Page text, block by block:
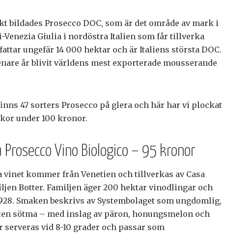
bildades Prosecco DOC, som är det område av mark i
Venezia Giulia i nordöstra Italien som får tillverka
ungefär 14 000 hektar och är Italiens största DOC.
år blivit världens mest exporterade mousserande
47 sorters Prosecco på glera och här har vi plockat
under 100 kronor.
Prosecco Vino Biologico – 95 kronor
vinet kommer från Venetien och tillverkas av Casa
Botter. Familjen äger 200 hektar vinodlingar och
Smaken beskrivs av Systembolaget som ungdomlig,
sötma – med inslag av päron, honungsmelon och
vid 8-10 grader och passar som